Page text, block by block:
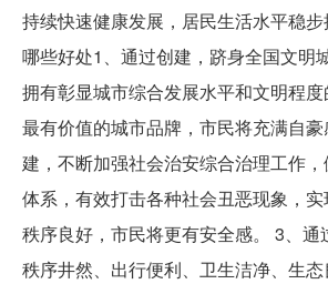
持续快速健康发展，居民生活水平稳
哪些好处1、通过创建，跻身全国文明
拥有彰显城市综合发展水平和文明程
最有价值的城市品牌，市民将充满自
建，不断加强社会治安综合治理工作
体系，有效打击各种社会丑恶现象，
秩序良好，市民将更有安全感。 3、通
秩序井然、出行便利、卫生洁净、生